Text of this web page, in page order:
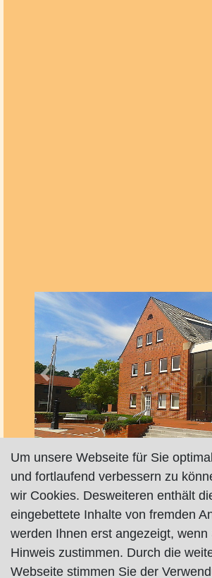
Vorheriges
info@schwanewede.de
https://www.schwanewede.de/
Um unsere Webseite für Sie
und fortlaufend verbessern zu
wir Cookies. Desweiteren enthält
eingebettete Inhalte von fremden
werden Ihnen erst angezeigt, wenn
Hinweis zustimmen. Durch die
Webseite stimmen Sie der